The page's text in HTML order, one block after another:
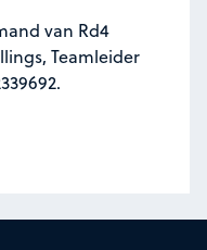
van Rd4
Teamleider